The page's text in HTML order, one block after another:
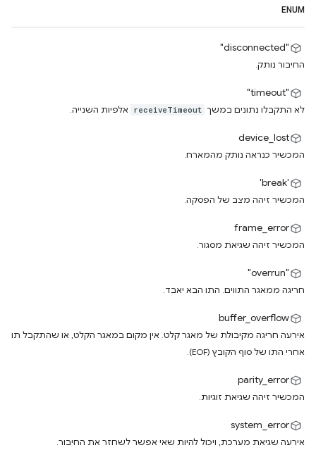
ENUM
"disconnected"
החיבור נותק.
"timeout"
לא התקבלו נתונים במשך receiveTimeout אלפיות השנייה.
device_lost
המכשיר כנראה נותק מהמארח.
'break'
המכשיר זיהה מצב של הפסקה.
frame_error
המכשיר זיהה שגיאת מסגור.
"overrun"
חריגה ממאגר התווים. התו הבא יאבד.
buffer_overflow
אירעה חריגה מקיבולת של מאגר קלט. אין מקום במאגר הקלט, או שהתקבל תו
אחרי התו של סוף הקובץ (EOF).
parity_error
המכשיר זיהה שגיאת זוגיות.
system_error
אירעה שגיאת מערכת, ויכול להיות שאי אפשר לשחזר את החיבור.